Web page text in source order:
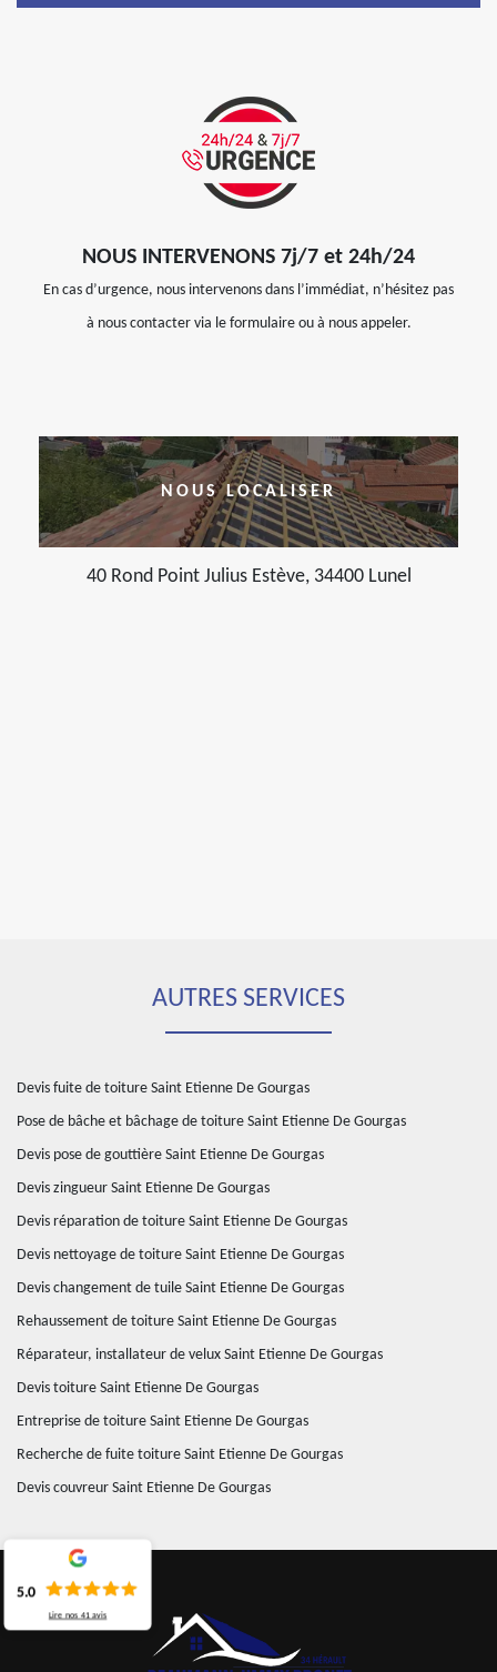
NOUS INTERVENONS 7j/7 et 24h/24
En cas d’urgence, nous intervenons dans l’immédiat, n’hésitez pas
à nous contacter via le formulaire ou à nous appeler.
NOUS LOCALISER
40 Rond Point Julius Estève, 34400 Lunel
AUTRES SERVICES
Devis fuite de toiture Saint Etienne De Gourgas
Pose de bâche et bâchage de toiture Saint Etienne De Gourgas
Devis pose de gouttière Saint Etienne De Gourgas
Devis zingueur Saint Etienne De Gourgas
Devis réparation de toiture Saint Etienne De Gourgas
Devis nettoyage de toiture Saint Etienne De Gourgas
Devis changement de tuile Saint Etienne De Gourgas
Rehaussement de toiture Saint Etienne De Gourgas
Réparateur, installateur de velux Saint Etienne De Gourgas
Devis toiture Saint Etienne De Gourgas
Entreprise de toiture Saint Etienne De Gourgas
Recherche de fuite toiture Saint Etienne De Gourgas
Devis couvreur Saint Etienne De Gourgas
5.0
Lire nos 41 avis